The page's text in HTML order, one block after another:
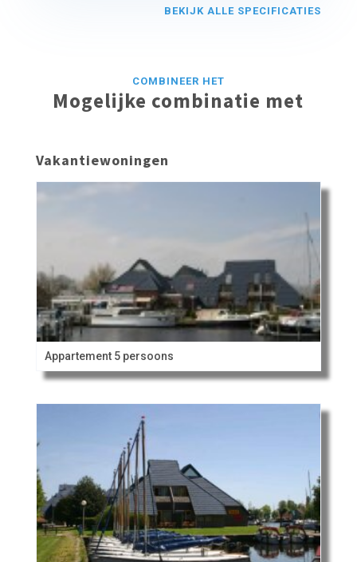
BEKIJK ALLE SPECIFICATIES
COMBINEER HET
Mogelijke combinatie met
Vakantiewoningen
Appartement 5 persoons